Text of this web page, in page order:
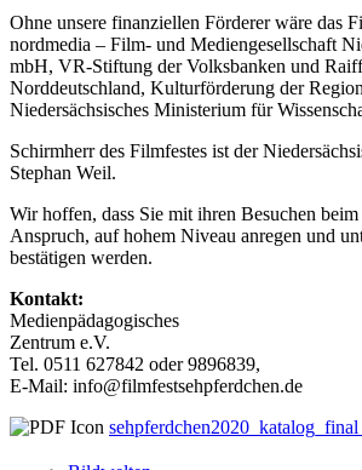
Ohne unsere finanziellen Förderer wäre das
nordmedia – Film- und Mediengesellschaft
mbH, VR-Stiftung der Volksbanken und
Norddeutschland, Kulturförderung der
Niedersächsisches Ministerium für
Schirmherr des Filmfestes ist der
Stephan Weil.
Wir hoffen, dass Sie mit ihren Besuchen beim
Anspruch, auf hohem Niveau anregen und
bestätigen werden.
Kontakt:
Medienpädagogisches
Zentrum e.V.
Tel. 0511 627842 oder 9896839,
E-Mail: info@filmfestsehpferdchen.de